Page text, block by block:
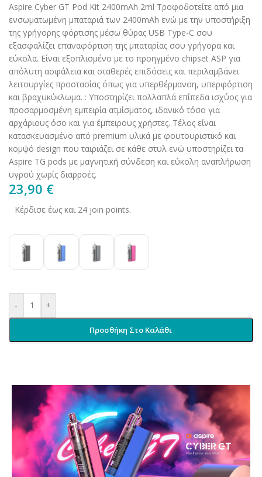
Aspire Cyber GT Pod Kit 2400mAh 2ml Τροφοδοτείτε από μια
ενσωματωμένη μπαταριά των 2400mAh ενώ με την υποστήριξη
της γρήγορης φόρτισης μέσω θύρας USB Type-C σου
εξασφαλίζει επαναφόρτιση της μπαταρίας σου γρήγορα και
εύκολα. Είναι εξοπλισμένο με το προηγμένο chipset ASP για
απόλυτη ασφάλεια και σταθερές επιδόσεις και περιλαμβάνει
λειτουργίες προστασίας όπως για υπερθέρμανση, υπερφόρτιση
και βραχυκύκλωμα. : Υποστηρίζει πολλαπλά επίπεδα ισχύος για
προσαρμοσμένη εμπειρία ατμίσματος, ιδανικό τόσο για
αρχάριους όσο και για έμπειρους χρήστες. Τέλος είναι
κατασκευασμένο από premium υλικά με φουτουριστικό και
κομψό design που ταιριάζει σε κάθε στυλ ενώ υποστηρίζει τα
Aspire TG pods με μαγνητική σύνδεση και εύκολη αναπλήρωση
υγρού χωρίς διαρροές.
23,90 €
Κέρδισε έως και 24 join points.
- +
Προσθήκη Στο Καλάθι